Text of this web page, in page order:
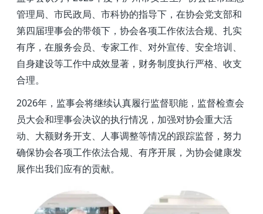
管理局、市民政局、市科协的指导下，在协会党支部和
第四届理事会的带领下，协会各项工作依法合规、扎实
有序，在服务会员、专家工作、对外宣传、安全培训、
自身建设等工作中成效显著，财务制度执行严格、收支
合理。
2026年，监事会将继续认真履行监督职能，监督检查会
员大会和理事会决议的执行情况，加强对协会重大活
动、大额财务开支、人事调整等情况的跟踪监督，努力
确保协会各项工作依法合规、有序开展，为协会健康发
展作出我们应有的贡献。